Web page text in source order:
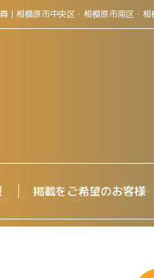
｜相模原市中央区・相模原市南区・
掲載をご希望のお客様